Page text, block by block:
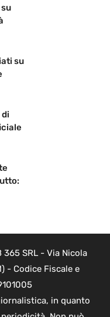
su
di
365 SRL - Via Nicola
- Codice Fiscale e
in quanto